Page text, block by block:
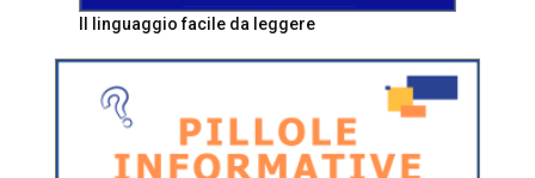
Il linguaggio facile da leggere